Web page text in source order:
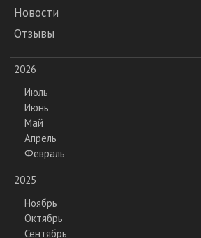
Новости
Отзывы
2026
Июль
Июнь
Май
Апрель
Февраль
2025
Ноябрь
Октябрь
Сентябрь